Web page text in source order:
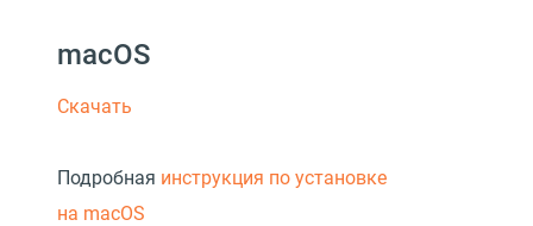
macOS
Скачать
Подробная инструкция по установке
на macOS